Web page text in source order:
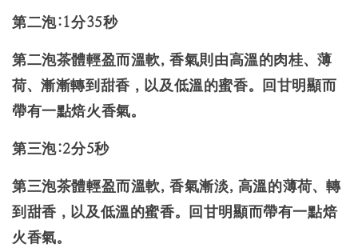
第二泡:1分35秒
第二泡茶體輕盈而溫軟, 香氣則由高溫的肉桂、薄
荷、漸漸轉到甜香，以及低溫的蜜香。回甘明顯而
帶有一點焙火香氣。
第三泡:2分5秒
第三泡茶體輕盈而溫軟, 香氣漸淡, 高溫的薄荷、轉
到甜香，以及低溫的蜜香。回甘明顯而帶有一點焙
火香氣。